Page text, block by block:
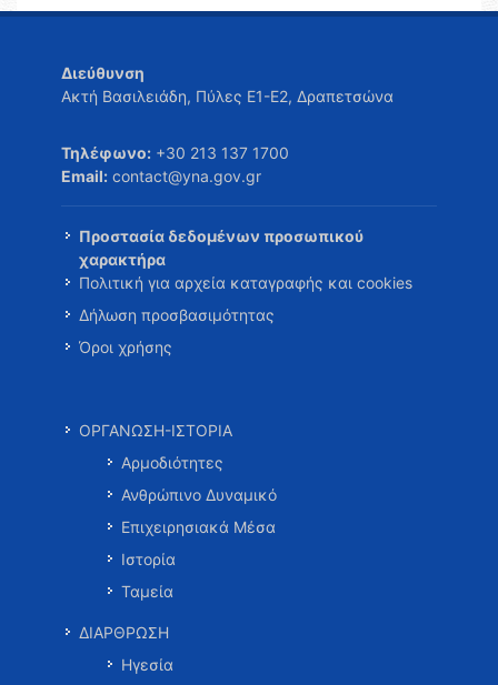
Διεύθυνση
Ακτή Βασιλειάδη, Πύλες Ε1-Ε2, Δραπετσώνα
Τηλέφωνο: +30 213 137 1700
Email: contact@yna.gov.gr
Προστασία δεδομένων προσωπικού
χαρακτήρα
Πολιτική για αρχεία καταγραφής και cookies
Δήλωση προσβασιμότητας
Όροι χρήσης
ΟΡΓΑΝΩΣΗ-ΙΣΤΟΡΙΑ
Αρμοδιότητες
Ανθρώπινο Δυναμικό
Επιχειρησιακά Μέσα
Ιστορία
Ταμεία
ΔΙΑΡΘΡΩΣΗ
Ηγεσία